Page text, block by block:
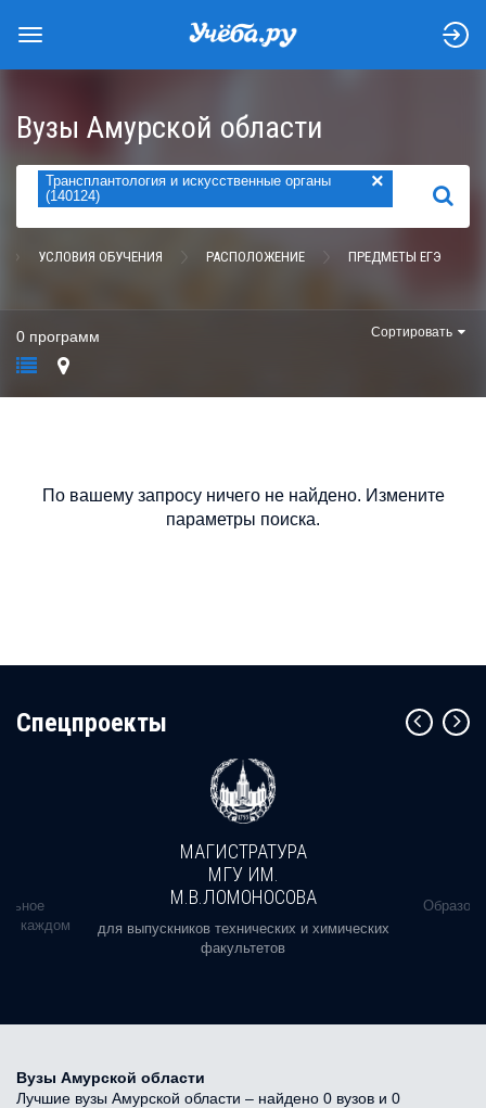
Вузы Амурской области
Трансплантология и искусственные органы
(140124)
×
НАЙТИ
УСЛОВИЯ ОБУЧЕНИЯ РАСПОЛОЖЕНИЕ ПРЕДМЕТЫ ЕГЭ
0 программ Сортировать
По вашему запросу ничего не найдено. Измените
параметры поиска.
Cпецпроекты
в каждом
МАГИСТРАТУРА
МГУ ИМ.
М.В.ЛОМОНОСОВА
для выпускников технических и химических
факультетов
Вузы Амурской области
Лучшие вузы Амурской области – найдено 0 вузов и 0